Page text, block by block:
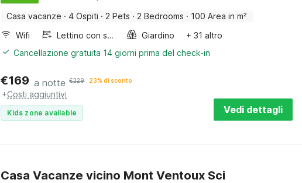
Casa vacanze · 4 Ospiti · 2 Pets · 2 Bedrooms · 100 Area in m²
Wifi
Lettino con sponde Giardino
+ 31 altro
Cancellazione gratuita 14 giorni prima del check-in
€169 a notte €229 23% di sconto
+Costi aggiuntivi
Kids zone available Vedi dettagli
Casa Vacanze vicino Mont Ventoux Sci